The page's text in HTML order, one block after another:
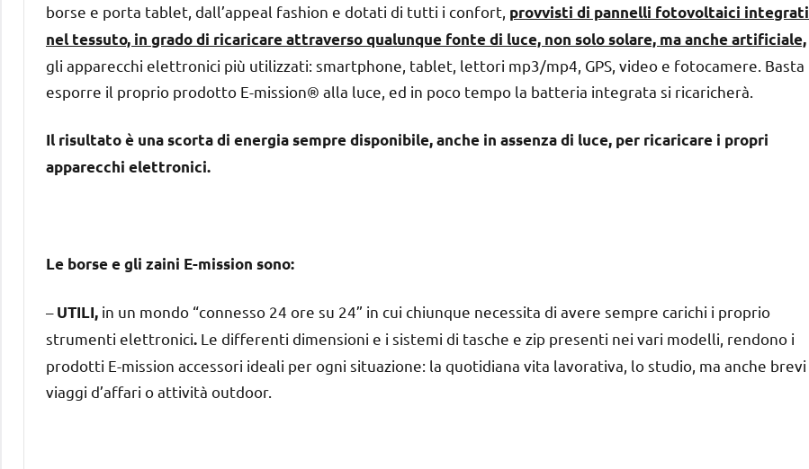
borse e porta tablet, dall’appeal fashion e dotati di tutti i confort, provvisti di pannelli fotovoltaici integrati
nel tessuto, in grado di ricaricare attraverso qualunque fonte di luce, non solo solare, ma anche artificiale,
gli apparecchi elettronici più utilizzati: smartphone, tablet, lettori mp3/mp4, GPS, video e fotocamere. Basta
esporre il proprio prodotto E-mission® alla luce, ed in poco tempo la batteria integrata si ricaricherà.
Il risultato è una scorta di energia sempre disponibile, anche in assenza di luce, per ricaricare i propri
apparecchi elettronici.
Le borse e gli zaini E-mission sono:
–UTILI, in un mondo “connesso 24 ore su 24” in cui chiunque necessita di avere sempre carichi i proprio
strumenti elettronici. Le differenti dimensioni e i sistemi di tasche e zip presenti nei vari modelli, rendono i
prodotti E-mission accessori ideali per ogni situazione: la quotidiana vita lavorativa, lo studio, ma anche brevi
viaggi d’affari o attività outdoor.